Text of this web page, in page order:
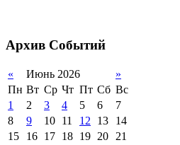
Архив Событий
« Июнь 2026
»
Пн Вт Ср Чт Пт Сб Вс
1
2 3 4 5 6
7
8
9 10 11 12 13
14
15
16 17 18 19 20 21